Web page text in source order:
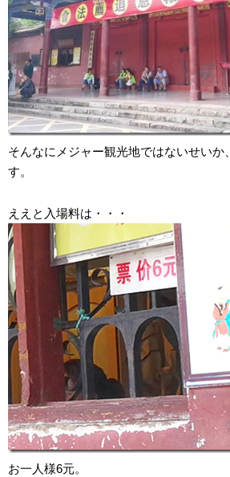
そんなにメジャー観光地ではないせいか
す。
ええと入場料は・・・
お一人様6元。